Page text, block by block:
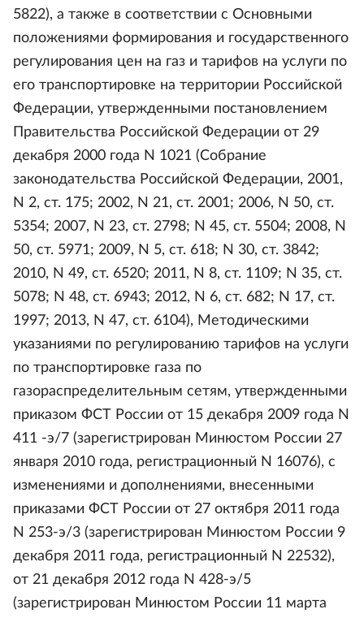
5822), а также в соответствии с Основными
положениями формирования и государственного
регулирования цен на газ и тарифов на услуги по
его транспортировке на территории Российской
Федерации, утвержденными постановлением
Правительства Российской Федерации от 29
декабря 2000 года N 1021 (Собрание
законодательства Российской Федерации, 2001,
N 2, ст. 175; 2002, N 21, ст. 2001; 2006, N 50, ст.
5354; 2007, N 23, ст. 2798; N 45, ст. 5504; 2008, N
50, ст. 5971; 2009, N 5, ст. 618; N 30, ст. 3842;
2010, N 49, ст. 6520; 2011, N 8, ст. 1109; N 35, ст.
5078; N 48, ст. 6943; 2012, N 6, ст. 682; N 17, ст.
1997; 2013, N 47, ст. 6104), Методическими
указаниями по регулированию тарифов на услуги
по транспортировке газа по
газораспределительным сетям, утвержденными
приказом ФСТ России от 15 декабря 2009 года N
411 -э/7 (зарегистрирован Минюстом России 27
января 2010 года, регистрационный N 16076), с
изменениями и дополнениями, внесенными
приказами ФСТ России от 27 октября 2011 года
N 253-э/3 (зарегистрирован Минюстом России 9
декабря 2011 года, регистрационный N 22532),
от 21 декабря 2012 года N 428-э/5
(зарегистрирован Минюстом России 11 марта